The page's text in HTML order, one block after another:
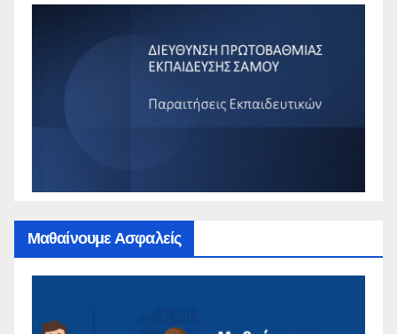
Μαθαίνουμε Ασφαλείς